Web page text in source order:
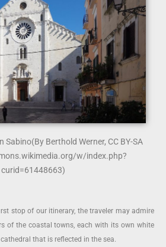
Sabino(By Berthold Werner, CC BY-SA
w/index.php?
curid=61448663)
stop of our itinerary, the traveler may admire
of the coastal towns, each with its own white
that is reflected in the sea.